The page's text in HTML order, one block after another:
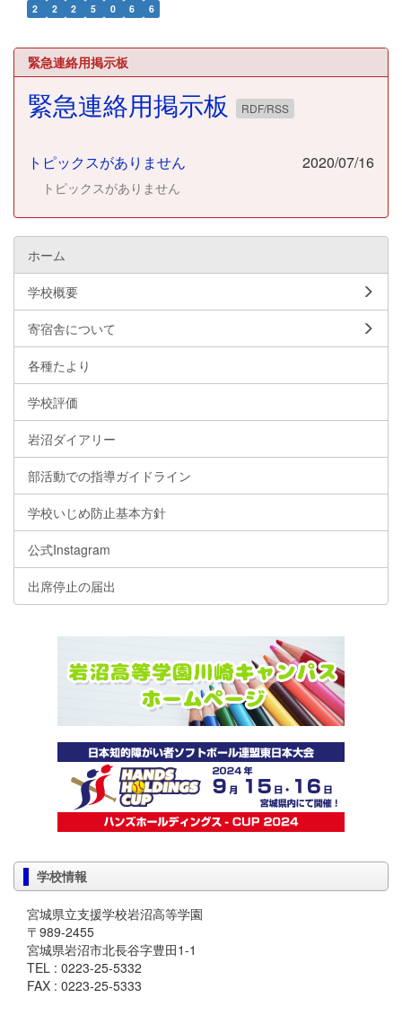
2 2 2 5 0 6 6
緊急連絡用掲示板
緊急連絡用掲示板 RDF/RSS
トピックスがありません 2020/07/16
トピックスがありません
ホーム
学校概要
寄宿舎について
各種たより
学校評価
岩沼ダイアリー
部活動での指導ガイドライン
学校いじめ防止基本方針
公式Instagram
出席停止の届出
学校情報
宮城県立支援学校岩沼高等学園
〒989-2455
宮城県岩沼市北長谷字豊田1-1
TEL : 0223-25-5332
FAX : 0223-25-5333